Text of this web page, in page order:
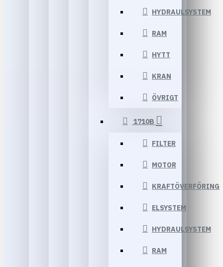
HYDRAULSYSTEM
RAM
HYTT
KRAN
ÖVRIGT
1710B
FILTER
MOTOR
KRAFTÖVERFÖRING
ELSYSTEM
HYDRAULSYSTEM
RAM